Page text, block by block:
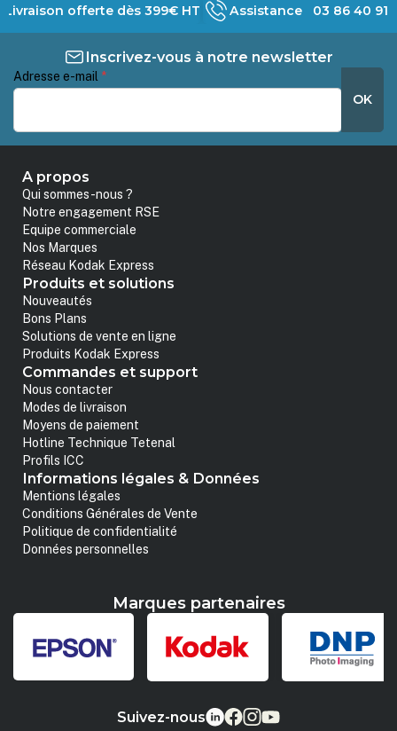
Livraison offerte dès 399€ HT Assistance 03 86 40 91
Inscrivez-vous à notre newsletter
Adresse e-mail *
OK
A propos
Qui sommes-nous ?
Notre engagement RSE
Equipe commerciale
Nos Marques
Réseau Kodak Express
Produits et solutions
Nouveautés
Bons Plans
Solutions de vente en ligne
Produits Kodak Express
Commandes et support
Nous contacter
Modes de livraison
Moyens de paiement
Hotline Technique Tetenal
Profils ICC
Informations légales & Données
Mentions légales
Conditions Générales de Vente
Politique de confidentialité
Données personnelles
Marques partenaires
Suivez-nous